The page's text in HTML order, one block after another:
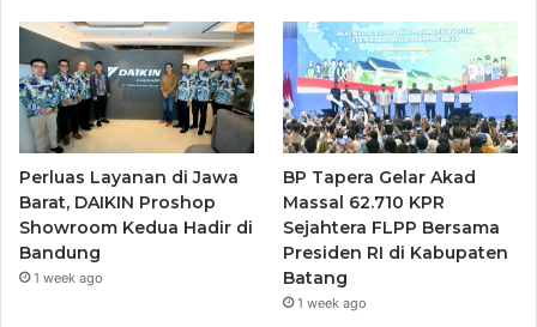
Perluas Layanan di Jawa
Barat, DAIKIN Proshop
Showroom Kedua Hadir di
Bandung
1 week ago
BP Tapera Gelar Akad
Massal 62.710 KPR
Sejahtera FLPP Bersama
Presiden RI di Kabupaten
Batang
1 week ago